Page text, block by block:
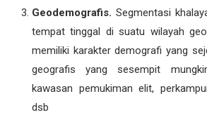
Geodemografis. Segmentasi
tempat tinggal di suatu wilayah
memiliki karakter demografi yang
geografis yang sesempit
kawasan pemukiman elit,
dsb